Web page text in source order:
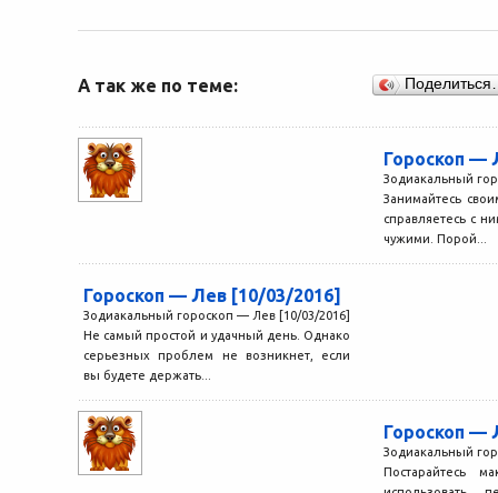
А так же по теме:
Гороскоп —
Зодиакальный
Занимайтесь
справляетесь с
чужими. Порой...
Гороскоп — Лев [10/03/2016]
Зодиакальный гороскоп — Лев [10/03/2016]
Не самый простой и удачный день. Однако
серьезных проблем не возникнет, если
вы будете держать...
Гороскоп —
Зодиакальный
Постарайтесь